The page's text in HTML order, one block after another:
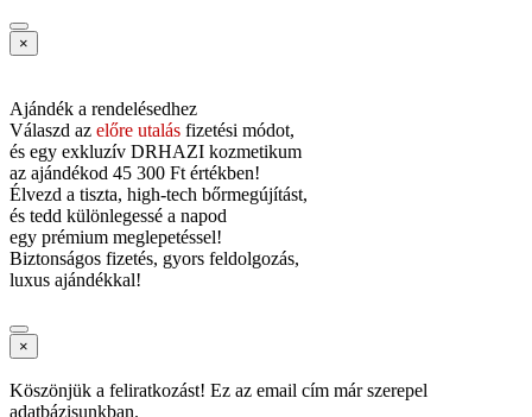
×
Ajándék a rendelésedhez
Válaszd az előre utalás fizetési módot,
és egy exkluzív DRHAZI kozmetikum
az ajándékod 45 300 Ft értékben!
Élvezd a tiszta, high-tech bőrmegújítást,
és tedd különlegessé a napod
egy prémium meglepetéssel!
Biztonságos fizetés, gyors feldolgozás,
luxus ajándékkal!
×
Köszönjük a feliratkozást! Ez az email cím már szerepel
adatbázisunkban.